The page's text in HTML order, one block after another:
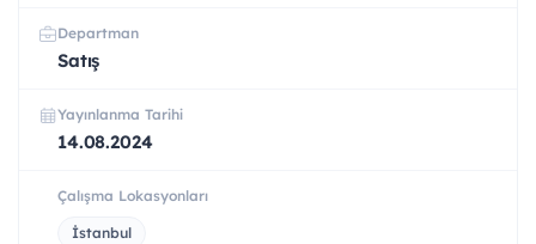
Departman
Satış
Yayınlanma Tarihi
14.08.2024
Çalışma Lokasyonları
İstanbul